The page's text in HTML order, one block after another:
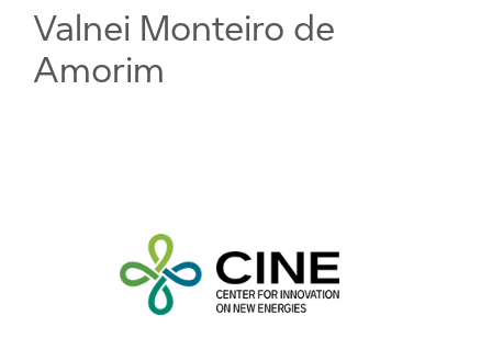
Valnei Monteiro de
Amorim